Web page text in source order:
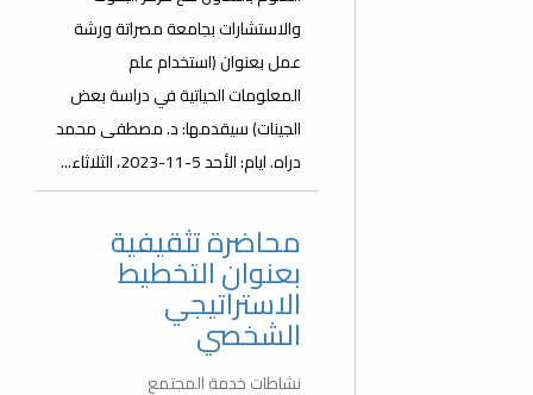
المعلومات الحياتية في دراسة بعض
الجينات) سيقدمها: د. مصطفى محمد